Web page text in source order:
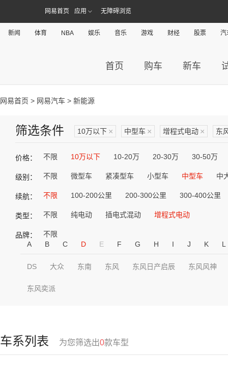
网易首页 应用 无障碍浏览
新闻 体育 NBA 娱乐 音乐 游戏 财经 股票 汽
首页 购车 新车
网易首页 > 网易汽车 > 新能源
筛选条件 10万以下 × 中型车 × 增程式电动 × 东
价格： 不限 10万以下 10-20万 20-30万 30-50万
级别： 不限 微型车 紧凑型车 小型车 中型车 中
续航： 不限 100-200公里 200-300公里 300-400公里
类型： 不限 纯电动 插电式混动 增程式电动
品牌：
不限
A
B C D E F G H I J K L
DS 大众 东南 东风 东风日产启辰 东风风神
东风奕派
车系列表 为您筛选出0款车型